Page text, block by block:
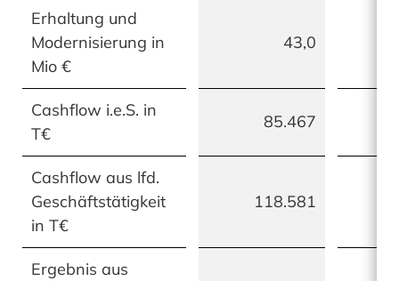
Erhaltung und
Modernisierung in
Mio €
43,0
Cashflow i.e.S. in
T€
85.467
Cashflow aus lfd.
Geschäftstätigkeit
in T€
118.581
Ergebnis aus